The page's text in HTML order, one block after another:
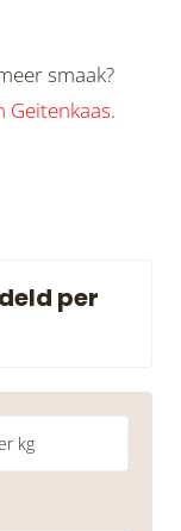
smaak?
Geitenkaas.
per
kg